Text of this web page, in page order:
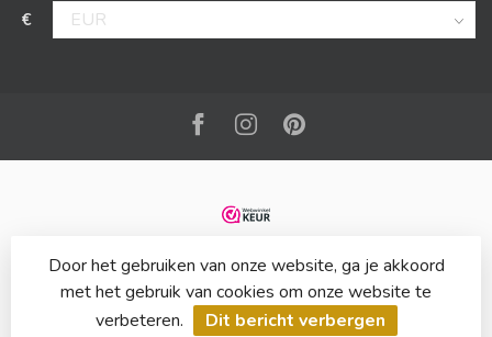
€
Door het gebruiken van onze website, ga je akkoord
met het gebruik van cookies om onze website te
verbeteren.
Dit bericht verbergen